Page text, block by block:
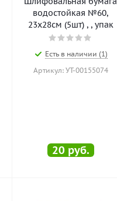
водостойкая №60,
23х28см (5шт) , , упак
Есть в наличии (1)
Артикул: УТ-00155074
20 руб.